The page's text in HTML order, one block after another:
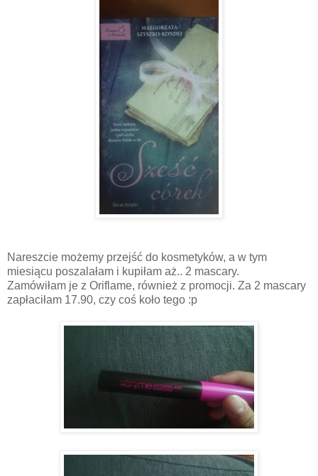
Nareszcie możemy przejść do kosmetyków, a w tym
miesiącu poszalałam i kupiłam aż.. 2 mascary.
Zamówiłam je z Oriflame, również z promocji. Za 2 mascary
zapłaciłam 17.90, czy coś koło tego :p